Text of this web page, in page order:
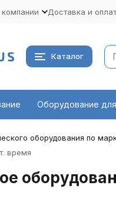
Доставка и
Каталог
Оборудование
оборудования по
время